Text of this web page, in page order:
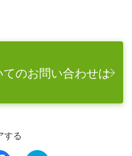
のお問い合わせは
する